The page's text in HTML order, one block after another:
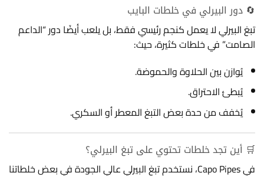
🔄 دور البيرلي في خلطات البايب
تبغ البيرلي لا يعمل كنجم رئيسي فقط، بل يلعب أيضًا دور “الداعم
الصامت” في خلطات كثيرة، حيث:
يُوازن بين الحلاوة والحموضة.
يُبطئ الاحتراق.
يُخفف من حدة بعض التبغ المعطر أو السكري.
🛒 أين تجد خلطات تحتوي على تبغ البيرلي؟
في Capo Pipes، نستخدم تبغ البيرلي عالي الجودة في بعض خلطاتنا